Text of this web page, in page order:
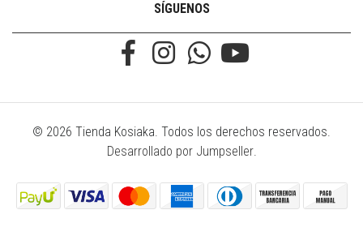
SÍGUENOS
© 2026 Tienda Kosiaka. Todos los derechos reservados.
Desarrollado por Jumpseller.